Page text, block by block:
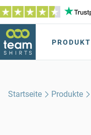
Startseite Produkte